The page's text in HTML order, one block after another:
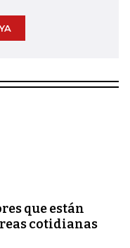
que están
cotidianas